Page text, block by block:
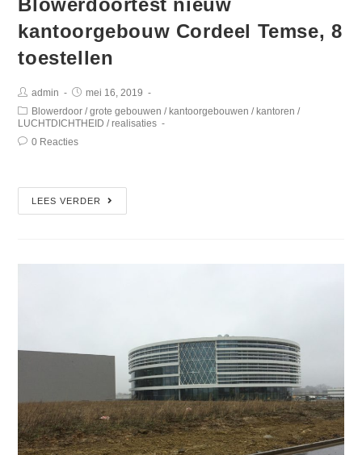
Blowerdoortest nieuw
kantoorgebouw Cordeel Temse, 8
toestellen
admin
mei 16, 2019
Blowerdoor / grote gebouwen / kantoorgebouwen / kantoren /
LUCHTDICHTHEID / realisaties
0 Reacties
LEES VERDER